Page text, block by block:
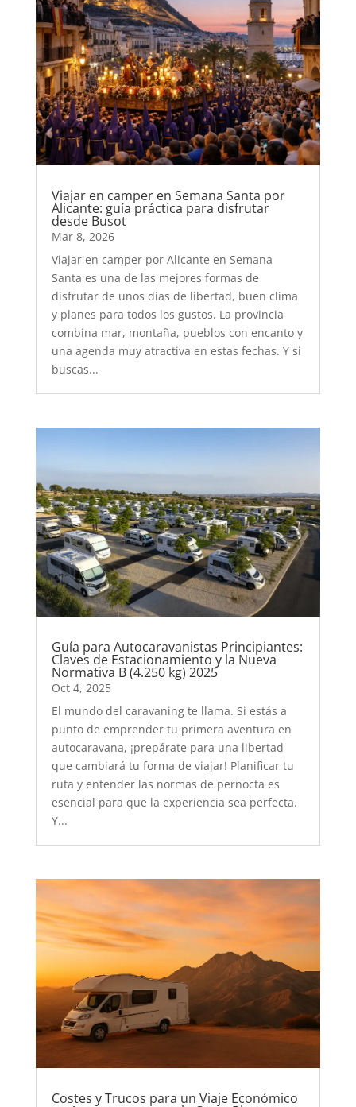
Viajar en camper en Semana Santa por
Alicante: guía práctica para disfrutar
desde Busot
Mar 8, 2026
Viajar en camper por Alicante en Semana
Santa es una de las mejores formas de
disfrutar de unos días de libertad, buen clima
y planes para todos los gustos. La provincia
combina mar, montaña, pueblos con encanto y
una agenda muy atractiva en estas fechas. Y si
buscas...
Guía para Autocaravanistas Principiantes:
Claves de Estacionamiento y la Nueva
Normativa B (4.250 kg) 2025
Oct 4, 2025
El mundo del caravaning te llama. Si estás a
punto de emprender tu primera aventura en
autocaravana, ¡prepárate para una libertad
que cambiará tu forma de viajar! Planificar tu
ruta y entender las normas de pernocta es
esencial para que la experiencia sea perfecta.
Y...
Costes y Trucos para un Viaje Económico